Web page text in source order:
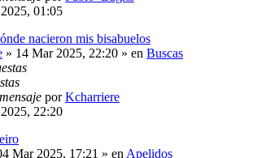
01:05
nacieron mis bisabuelos
» 14 Mar 2025, 22:20 » en Buscas
porKcharriere
22:20
Mar 2025, 17:21 » en Apelidos